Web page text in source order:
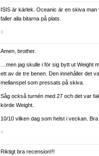
ISIS är kärlek. Oceanic är en skiva man
faller alla bitarna på plats.
#
Amen, brother.
…men jag skulle i för sig bytt ut Weight
ett av de tre benen. Den innehåller det
mellanspel som pressats på skiva.
Såg också turnén med 27 och det var
körde Weight.
10/10 vilken dag som helst i veckan.
#
Riktigt bra recension!!!